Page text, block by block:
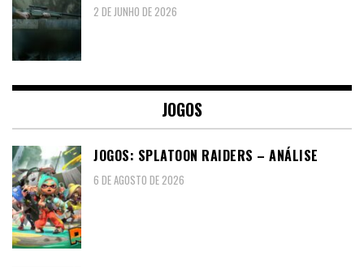
2 DE JUNHO DE 2026
JOGOS
JOGOS: SPLATOON RAIDERS – ANÁLISE
6 DE AGOSTO DE 2026